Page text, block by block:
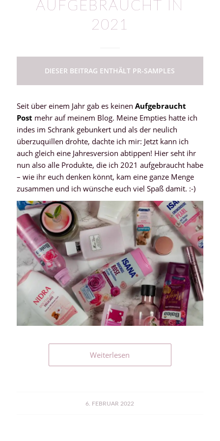
AUFGEBRAUCHT IN
2021
DIESER BEITRAG ENTHÄLT PR-SAMPLES
Seit über einem Jahr gab es keinen Aufgebraucht
Post mehr auf meinem Blog. Meine Empties hatte ich
indes im Schrank gebunkert und als der neulich
überzuquillen drohte, dachte ich mir: Jetzt kann ich
auch gleich eine Jahresversion abtippen! Hier seht ihr
nun also alle Produkte, die ich 2021 aufgebraucht habe
– wie ihr euch denken könnt, kam eine ganze Menge
zusammen und ich wünsche euch viel Spaß damit. :-)
Weiterlesen
6. FEBRUAR 2022